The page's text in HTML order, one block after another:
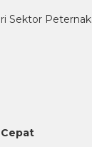
Sektor